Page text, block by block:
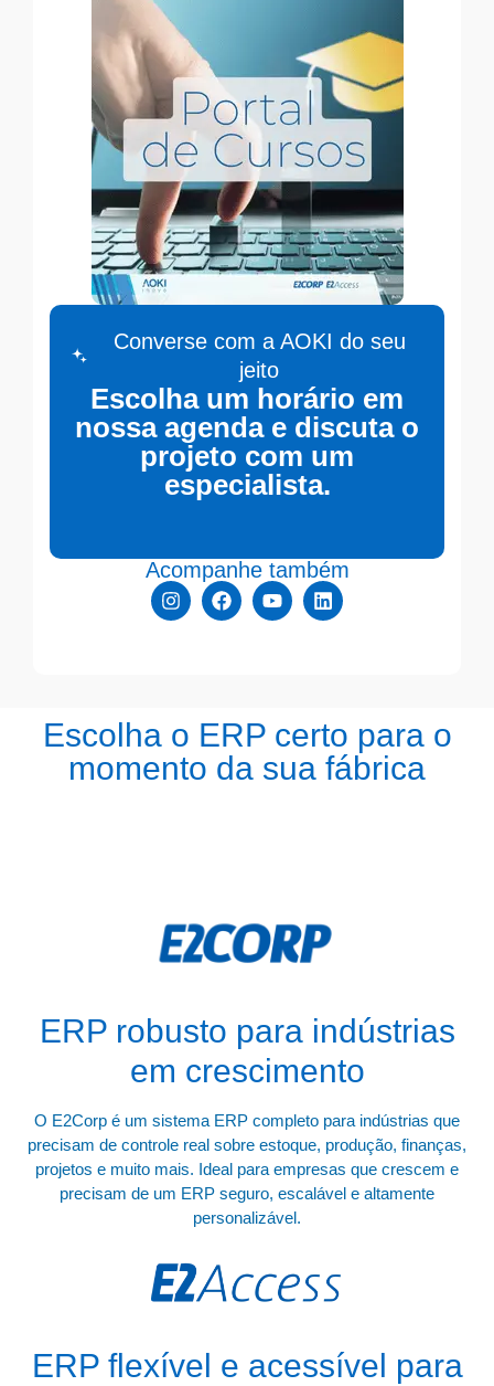
Converse com a AOKI do seu
jeito
Escolha um horário em
nossa agenda e discuta o
projeto com um
especialista.
Acompanhe também
Escolha o ERP certo para o
momento da sua fábrica
ERP robusto para indústrias
em crescimento
O E2Corp é um sistema ERP completo para indústrias que
precisam de controle real sobre estoque, produção, finanças,
projetos e muito mais. Ideal para empresas que crescem e
precisam de um ERP seguro, escalável e altamente
personalizável.
ERP flexível e acessível para